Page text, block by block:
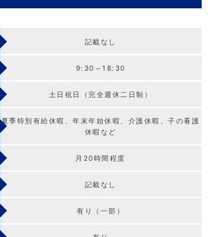
記載なし
9:30～18:30
土日祝日（完全週休二日制）
夏季特別有給休暇、年末年始休暇、介護休暇、子の看護
休暇など
月20時間程度
記載なし
有り（一部）